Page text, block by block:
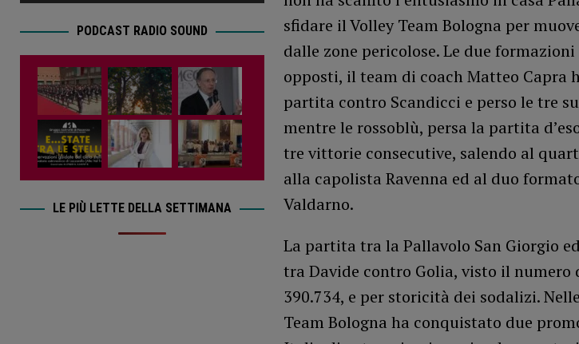
sfidare il Volley Team Bologna per
dalle zone pericolose. Le due
opposti, il team di coach Matteo Capra
partita contro Scandicci e perso le tre
mentre le rossoblù, persa la partita
tre vittorie consecutive, salendo al
alla capolista Ravenna ed al duo
Valdarno.
La partita tra la Pallavolo San Giorgio
tra Davide contro Golia, visto il
390.734, e per storicità dei sodalizi.
Team Bologna ha conquistato due
PODCAST RADIO SOUND
LE PIÙ LETTE DELLA SETTIMANA